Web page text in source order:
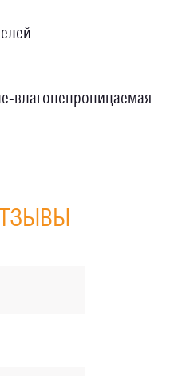
влагонепроницаемая